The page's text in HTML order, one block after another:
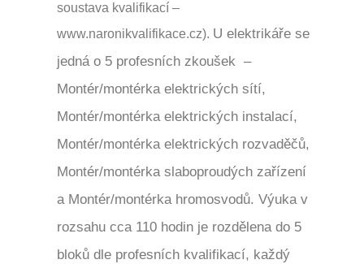
soustava kvalifikací –
www.naronikvalifikace.cz). U elektrikáře se
jedná o 5 profesních zkoušek –
Montér/montérka elektrických sítí,
Montér/montérka elektrických instalací,
Montér/montérka elektrických rozvaděčů,
Montér/montérka slaboproudých zařízení
a Montér/montérka hromosvodů. Výuka v
rozsahu cca 110 hodin je rozdělena do 5
bloků dle profesních kvalifikací, každý